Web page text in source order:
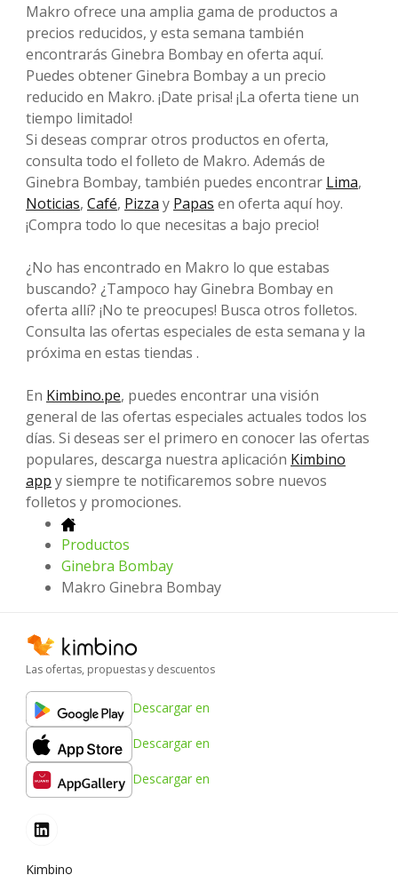
Makro ofrece una amplia gama de productos a
precios reducidos, y esta semana también
encontrarás Ginebra Bombay en oferta aquí.
Puedes obtener Ginebra Bombay a un precio
reducido en Makro. ¡Date prisa! ¡La oferta tiene un
tiempo limitado!
Si deseas comprar otros productos en oferta,
consulta todo el folleto de Makro. Además de
Ginebra Bombay, también puedes encontrar Lima,
Noticias, Café, Pizza y Papas en oferta aquí hoy.
¡Compra todo lo que necesitas a bajo precio!
¿No has encontrado en Makro lo que estabas
buscando? ¿Tampoco hay Ginebra Bombay en
oferta allí? ¡No te preocupes! Busca otros folletos.
Consulta las ofertas especiales de esta semana y la
próxima en estas tiendas .
En Kimbino.pe, puedes encontrar una visión
general de las ofertas especiales actuales todos los
días. Si deseas ser el primero en conocer las ofertas
populares, descarga nuestra aplicación Kimbino
app y siempre te notificaremos sobre nuevos
folletos y promociones.
Productos
Ginebra Bombay
Makro Ginebra Bombay
Las ofertas, propuestas y descuentos
Descargar en
Descargar en
Descargar en
Kimbino